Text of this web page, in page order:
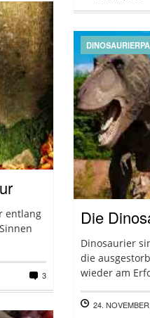
entlang
3
Die
Dinosaurier
die
wieder am
24.